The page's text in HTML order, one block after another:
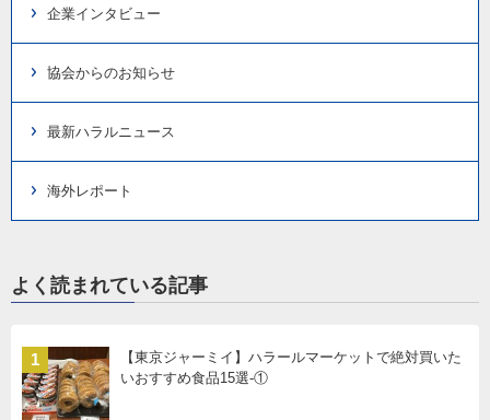
企業インタビュー
協会からのお知らせ
最新ハラルニュース
海外レポート
よく読まれている記事
1
【東京ジャーミイ】ハラールマーケットで絶対買いた
いおすすめ食品15選-①